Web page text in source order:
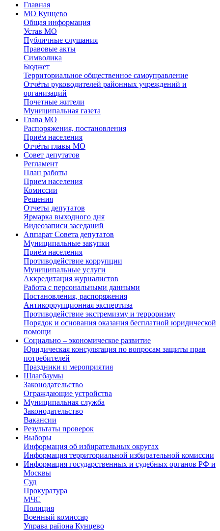
Главная
МО Кунцево
Общая информация
Устав МО
Публичные слушания
Правовые акты
Символика
Бюджет
Территориальное общественное самоуправление
Отчёты руководителей районных учреждений и
организаций
Почетные жители
Муниципальная газета
Глава МО
Распоряжения, постановления
Приём населения
Отчёты главы МО
Совет депутатов
Регламент
План работы
Прием населения
Комиссии
Решения
Отчеты депутатов
Ярмарка выходного дня
Видеозаписи заседаний
Аппарат Совета депутатов
Муниципальные закупки
Приём населения
Противодействие коррупции
Муниципальные услуги
Аккредитация журналистов
Работа с персональными данными
Постановления, распоряжения
Антикоррупционная экспертиза
Противодействие экстремизму и терроризму
Порядок и основания оказания бесплатной юридической
помощи
Социально – экономическое развитие
Юридическая консультация по вопросам защиты прав
потребителей
Праздники и мероприятия
Шлагбаумы
Законодательство
Ограждающие устройства
Муниципальная служба
Законодательство
Вакансии
Результаты проверок
Выборы
Информация об избирательных округах
Информация территориальной избирательной комиссии
Информация государственных и судебных органов РФ и
Москвы
Суд
Прокуратура
МЧС
Полиция
Военный комиссар
Управа района Кунцево